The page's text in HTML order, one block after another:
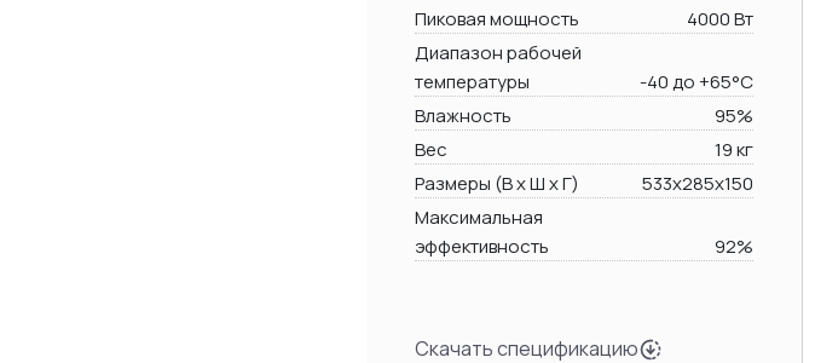
Пиковая мощность
4000 Вт
Диапазон рабочей
температуры
-40 до +65°C
Влажность
95%
Вес
19 кг
Размеры (В х Ш х Г)
533x285x150
Максимальная
эффективность
92%
Скачать спецификацию